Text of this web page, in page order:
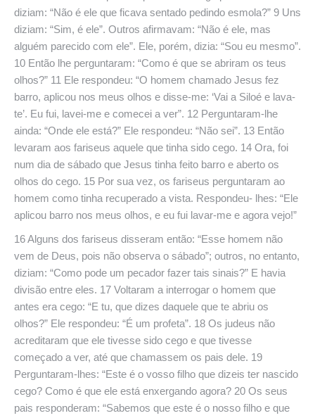
diziam: “Não é ele que ficava sentado pedindo esmola?” 9 Uns
diziam: “Sim, é ele”. Outros afirmavam: “Não é ele, mas
alguém parecido com ele”. Ele, porém, dizia: “Sou eu mesmo”.
10 Então lhe perguntaram: “Como é que se abriram os teus
olhos?” 11 Ele respondeu: “O homem chamado Jesus fez
barro, aplicou nos meus olhos e disse-me: ‘Vai a Siloé e lava-
te’. Eu fui, lavei-me e comecei a ver”. 12 Perguntaram-lhe
ainda: “Onde ele está?” Ele respondeu: “Não sei”. 13 Então
levaram aos fariseus aquele que tinha sido cego. 14 Ora, foi
num dia de sábado que Jesus tinha feito barro e aberto os
olhos do cego. 15 Por sua vez, os fariseus perguntaram ao
homem como tinha recuperado a vista. Respondeu- lhes: “Ele
aplicou barro nos meus olhos, e eu fui lavar-me e agora vejo!”
16 Alguns dos fariseus disseram então: “Esse homem não
vem de Deus, pois não observa o sábado”; outros, no entanto,
diziam: “Como pode um pecador fazer tais sinais?” E havia
divisão entre eles. 17 Voltaram a interrogar o homem que
antes era cego: “E tu, que dizes daquele que te abriu os
olhos?” Ele respondeu: “É um profeta”. 18 Os judeus não
acreditaram que ele tivesse sido cego e que tivesse
começado a ver, até que chamassem os pais dele. 19
Perguntaram-lhes: “Este é o vosso filho que dizeis ter nascido
cego? Como é que ele está enxergando agora? 20 Os seus
pais responderam: “Sabemos que este é o nosso filho e que